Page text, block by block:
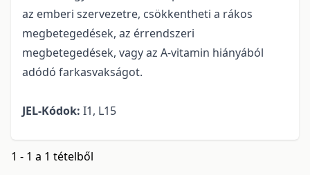
az emberi szervezetre, csökkentheti a rákos
megbetegedések, az érrendszeri
megbetegedések, vagy az A-vitamin hiányából
adódó farkasvakságot.
JEL-Kódok: I1, L15
1 - 1 a 1 tételből